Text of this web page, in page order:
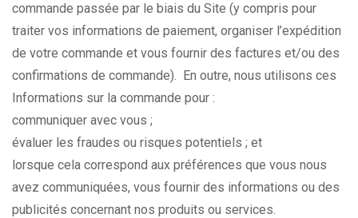
commande passée par le biais du Site (y compris pour
traiter vos informations de paiement, organiser l’expédition
de votre commande et vous fournir des factures et/ou des
confirmations de commande). En outre, nous utilisons ces
Informations sur la commande pour :
communiquer avec vous ;
évaluer les fraudes ou risques potentiels ; et
lorsque cela correspond aux préférences que vous nous
avez communiquées, vous fournir des informations ou des
publicités concernant nos produits ou services.